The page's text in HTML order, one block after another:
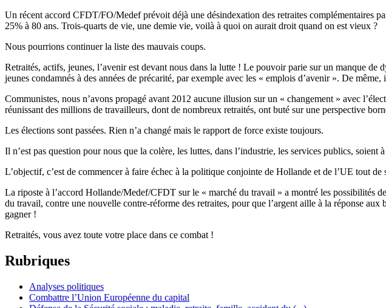
Un récent accord CFDT/FO/Medef prévoit déjà une désindexation des retraites complémentaires
25% à 80 ans. Trois-quarts de vie, une demie vie, voilà à quoi on aurait droit quand on est vieux ?
Nous pourrions continuer la liste des mauvais coups.
Retraités, actifs, jeunes, l’avenir est devant nous dans la lutte ! Le pouvoir parie sur un manque
jeunes condamnés à des années de précarité, par exemple avec les « emplois d’avenir ». De
Communistes, nous n’avons propagé avant 2012 aucune illusion sur un « changement » avec
réunissant des millions de travailleurs, dont de nombreux retraités, ont buté sur une perspective
Les élections sont passées. Rien n’a changé mais le rapport de force existe toujours.
Il n’est pas question pour nous que la colère, les luttes, dans l’industrie, les services publics,
L’objectif, c’est de commencer à faire échec à la politique conjointe de Hollande et de l’UE tout
La riposte à l’accord Hollande/Medef/CFDT sur le « marché du travail » a montré les possibilités
du travail, contre une nouvelle contre-réforme des retraites, pour que l’argent aille à la réponse
gagner !
Retraités, vous avez toute votre place dans ce combat !
Rubriques
Analyses politiques
Combattre l’Union Européenne du capital